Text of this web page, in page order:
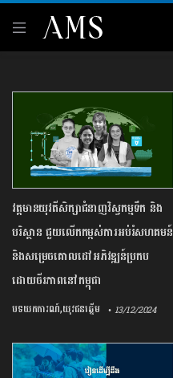
វត្តមានយុវតីសិក្សាជំនាញវិស្វកម្មទឹក និង
បរិស្ថាន ជួយលើកកម្ពស់ការអប់រំសហគមន៍
និងសម្រេចគោលដៅអភិវឌ្ឍន៍​ប្រកប
ដោយចីរភាពនៅកម្ពុជា
បទយកការណ៍,យុវជនឆ្នើម • 13/12/2024